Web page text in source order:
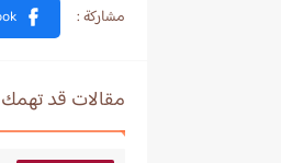
مقالات قد تهمك